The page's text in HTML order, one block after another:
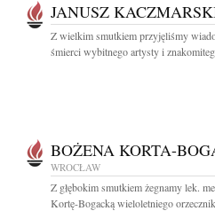
JANUSZ
Z wielkim smutkiem przyjęliśmy
śmierci wybitnego artysty i
BOŻENA KORTA-
WROCŁAW
Z głębokim smutkiem żegnamy lek.
Kortę-Bogacką wieloletniego